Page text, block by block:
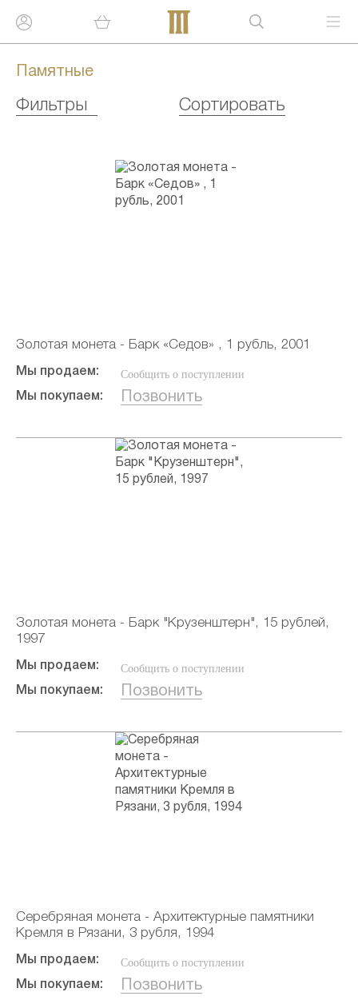
Памятные
Фильтры Сортировать
Золотая монета - Барк «Седов» , 1 рубль, 2001
Мы продаем: Сообщить о поступлении
Мы покупаем: Позвонить
Золотая монета - Барк "Крузенштерн", 15 рублей,
1997
Мы продаем: Сообщить о поступлении
Мы покупаем: Позвонить
Серебряная монета - Архитектурные памятники
Кремля в Рязани, 3 рубля, 1994
Мы продаем: Сообщить о поступлении
Мы покупаем: Позвонить